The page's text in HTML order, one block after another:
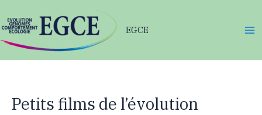
au
contenu
EGCE
Petits films de l’évolution